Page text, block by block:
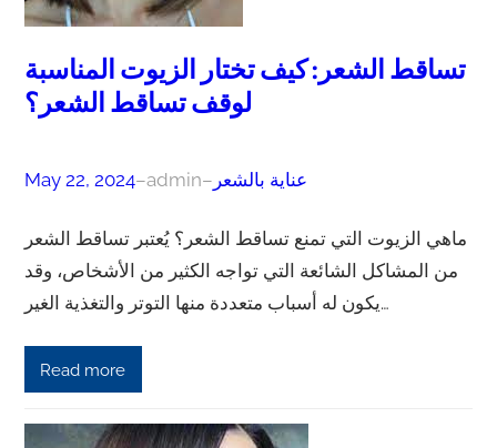
تساقط الشعر: كيف تختار الزيوت المناسبة
لوقف تساقط الشعر؟
May 22, 2024–admin– عناية بالشعر
ماهي الزيوت التي تمنع تساقط الشعر؟ يُعتبر تساقط الشعر
من المشاكل الشائعة التي تواجه الكثير من الأشخاص، وقد
يكون له أسباب متعددة منها التوتر والتغذية الغير…
Read more